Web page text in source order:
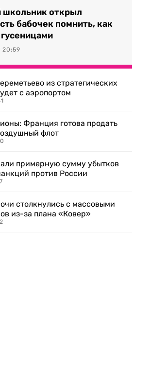
школьник открыл
бабочек помнить, как
20:59
из стратегических
с аэропортом
Франция готова продать
флот
примерную сумму убытков
против России
столкнулись с массовыми
из-за плана «Ковер»